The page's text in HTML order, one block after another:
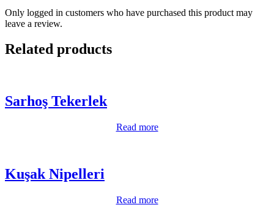
Only logged in customers who have purchased this product may
leave a review.
Related products
Sarhoş Tekerlek
Read more
Kuşak Nipelleri
Read more